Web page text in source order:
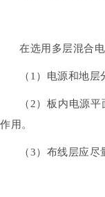
在选用多层混合
（1）电源和地
（2）板内电源
作用。
（3）布线层应